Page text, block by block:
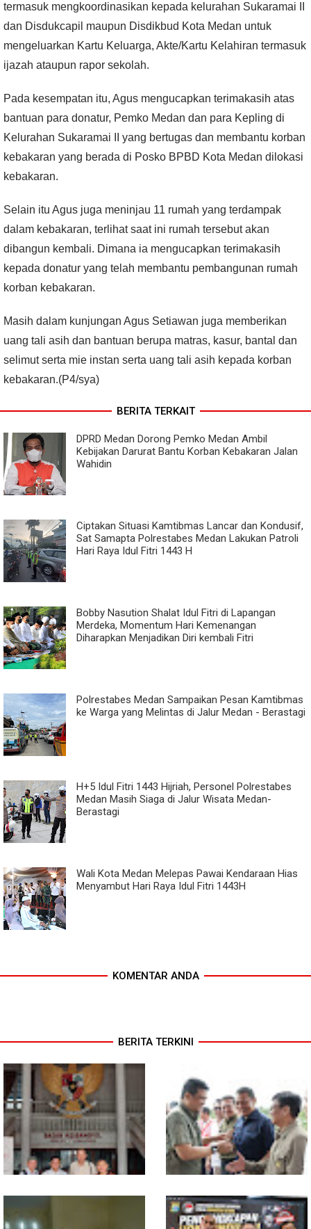
termasuk mengkoordinasikan kepada kelurahan Sukaramai II
dan Disdukcapil maupun Disdikbud Kota Medan untuk
mengeluarkan Kartu Keluarga, Akte/Kartu Kelahiran termasuk
ijazah ataupun rapor sekolah.
Pada kesempatan itu, Agus mengucapkan terimakasih atas
bantuan para donatur, Pemko Medan dan para Kepling di
Kelurahan Sukaramai II yang bertugas dan membantu korban
kebakaran yang berada di Posko BPBD Kota Medan dilokasi
kebakaran.
Selain itu Agus juga meninjau 11 rumah yang terdampak
dalam kebakaran, terlihat saat ini rumah tersebut akan
dibangun kembali. Dimana ia mengucapkan terimakasih
kepada donatur yang telah membantu pembangunan rumah
korban kebakaran.
Masih dalam kunjungan Agus Setiawan juga memberikan
uang tali asih dan bantuan berupa matras, kasur, bantal dan
selimut serta mie instan serta uang tali asih kepada korban
kebakaran.(P4/sya)
BERITA TERKAIT
DPRD Medan Dorong Pemko Medan Ambil
Kebijakan Darurat Bantu Korban Kebakaran Jalan
Wahidin
Ciptakan Situasi Kamtibmas Lancar dan Kondusif,
Sat Samapta Polrestabes Medan Lakukan Patroli
Hari Raya Idul Fitri 1443 H
Bobby Nasution Shalat Idul Fitri di Lapangan
Merdeka, Momentum Hari Kemenangan
Diharapkan Menjadikan Diri kembali Fitri
Polrestabes Medan Sampaikan Pesan Kamtibmas
ke Warga yang Melintas di Jalur Medan - Berastagi
H+5 Idul Fitri 1443 Hijriah, Personel Polrestabes
Medan Masih Siaga di Jalur Wisata Medan-
Berastagi
Wali Kota Medan Melepas Pawai Kendaraan Hias
Menyambut Hari Raya Idul Fitri 1443H
KOMENTAR ANDA
BERITA TERKINI
MIO Indonesia Sumut Resmi Komisi D DPRDSU Ikut Gubsu